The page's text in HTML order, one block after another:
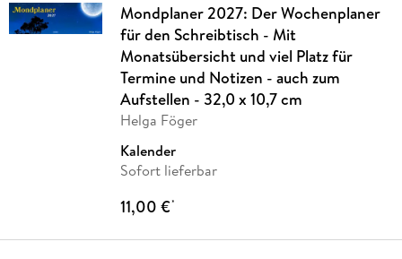
Mondplaner 2027: Der Wochenplaner
für den Schreibtisch - Mit
Monatsübersicht und viel Platz für
Termine und Notizen - auch zum
Aufstellen - 32,0 x 10,7 cm
Helga Föger
Kalender
Sofort lieferbar
11,00 €*